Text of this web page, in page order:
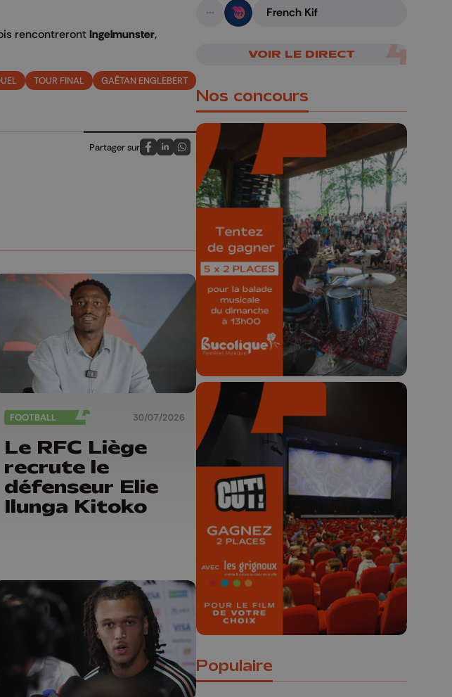
rencontreront Ingelmunster,
TOUR FINAL
GAËTAN ENGLEBERT
Partager sur
Partagez sur FaceBook
Partagez sur LinkedIn
Partagez sur Whatsapp
FOOTBALL 30/07/2026
Le RFC Liège
recrute le
défenseur Elie
Ilunga Kitoko
A suivre
French Kif
VOIR LE DIRECT
Nos concours
🎁 Gagnez 5x2
places pour le
Bucolique Ferrières
Festival 🌿🎶
Concours valable jusqu'au 9 août,
23h59.
🎬 Concours CUT x
Les Grignoux ✨
Concours permanent - 2 places à
gagner chaque semaine !
Populaire